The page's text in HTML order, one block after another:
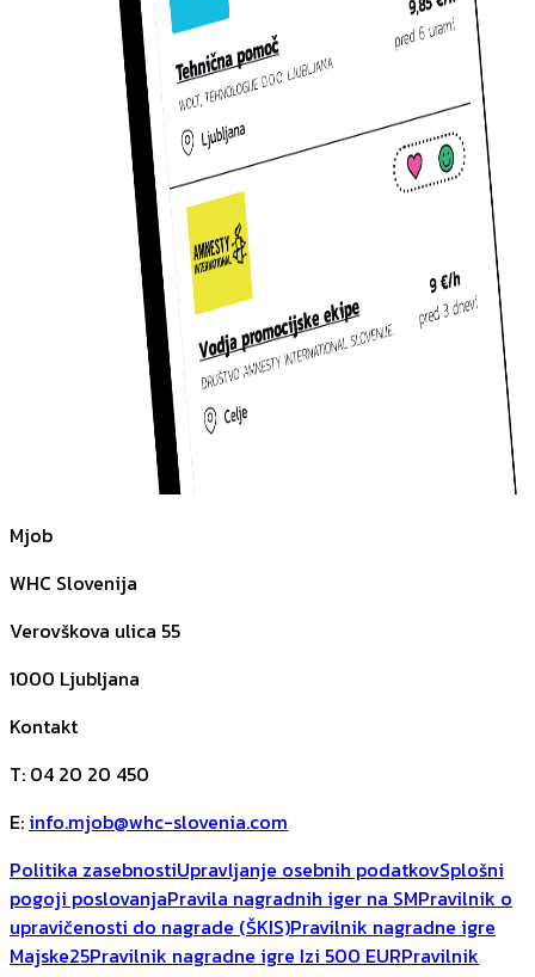
Mjob
WHC Slovenija
Verovškova ulica 55
1000 Ljubljana
Kontakt
T: 04 20 20 450
E: info.mjob@whc-slovenia.com
Politika zasebnostiUpravljanje osebnih podatkovSplošni
pogoji poslovanjaPravila nagradnih iger na SMPravilnik o
upravičenosti do nagrade (ŠKIS)Pravilnik nagradne igre
Majske25Pravilnik nagradne igre Izi 500 EURPravilnik